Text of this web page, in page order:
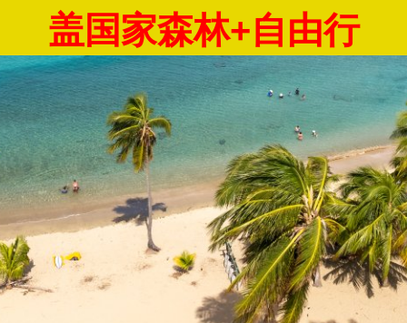
盖国家森林+自由行